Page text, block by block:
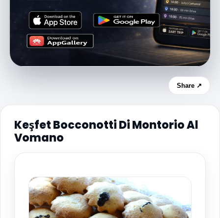
Share ↗
Keşfet Bocconotti Di Montorio Al
Vomano